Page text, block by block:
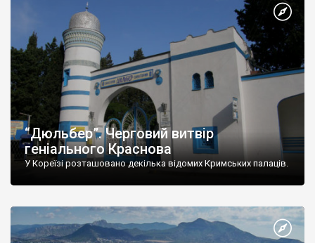
“Дюльбер”. Черговий витвір
геніального Краснова
У Кореїзі розташовано декілька відомих Кримських палаців.